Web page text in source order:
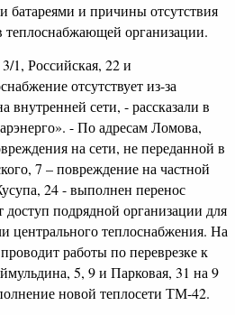
и причины отсутствия
организации.
1, Российская, 22 и
отсутствует из-за
внутренней сети, - рассказали в
- По адресам Ломова,
на сети, не переданной в
7 – повреждение на частной
24 - выполнен перенос
доступ подрядной организации для
центрального теплоснабжения. На
работы по переврезке к
5, 9 и Парковая, 31 на 9
новой теплосети ТМ-42.